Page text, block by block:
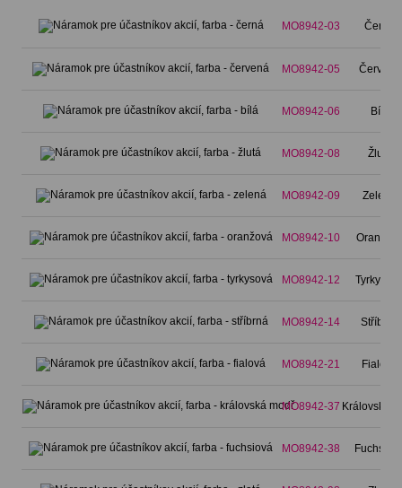
MO8942-03 Černá
MO8942-05 Červená
MO8942-06 Bílá
MO8942-08 Žlutá
MO8942-09 Zelená
MO8942-10
MO8942-12
MO8942-14 Stříbrná
MO8942-21 Fialová
MO8942-37 Královská
MO8942-38